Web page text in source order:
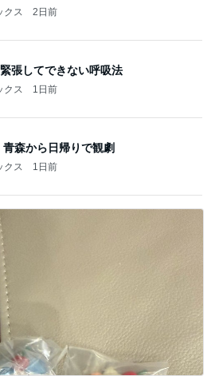
クス 2日前
張してできない呼吸法
クス 1日前
森から日帰りで観劇
クス 1日前